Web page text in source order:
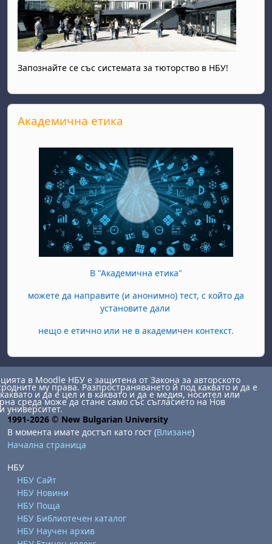
Запознайте се със системата за тюторство в НБУ!
Прескочи Академична етика
Академична етика
В "Академична етика"
можете да направите (и анонимно) тест, с който да
установите дали
нещо е етично или не в академичен контекст.
в Moodle НБУ е защитена от Закона за авторското
му права. Разпространяването й под каквато и да е
и да е цел и в каквато и да е медия, носител или
среда може да стане само със съгласието на Нов
университет.
1991-2026 © New Bulgarian University
В момента имате достъп като гост (Влизане)
Начална страница
НБУ
НБУ Сайт
НБУ Новини
НБУ Поща
НБУ Библиотечен каталог
НБУ Научен архив